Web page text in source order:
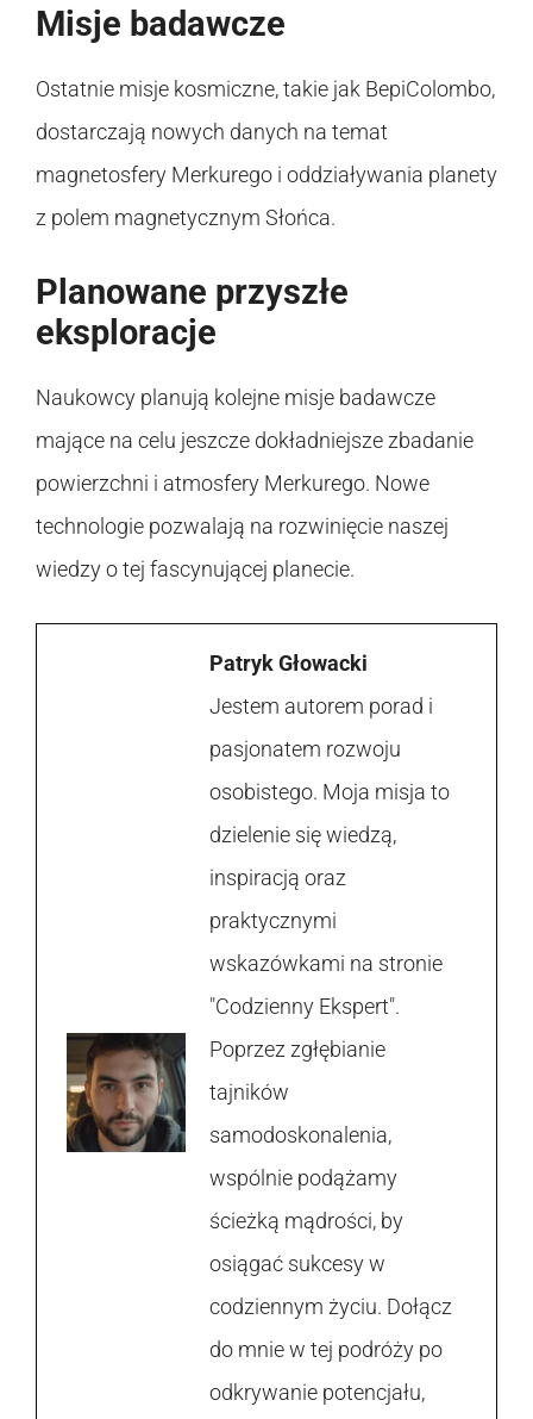
Misje badawcze
Ostatnie misje kosmiczne, takie jak BepiColombo,
dostarczają nowych danych na temat
magnetosfery Merkurego i oddziaływania planety
z polem magnetycznym Słońca.
Planowane przyszłe
eksploracje
Naukowcy planują kolejne misje badawcze
mające na celu jeszcze dokładniejsze zbadanie
powierzchni i atmosfery Merkurego. Nowe
technologie pozwalają na rozwinięcie naszej
wiedzy o tej fascynującej planecie.
Patryk Głowacki
Jestem autorem porad i
pasjonatem rozwoju
osobistego. Moja misja to
dzielenie się wiedzą,
inspiracją oraz
praktycznymi
wskazówkami na stronie
"Codzienny Ekspert".
Poprzez zgłębianie
tajników
samodoskonalenia,
wspólnie podążamy
ścieżką mądrości, by
osiągać sukcesy w
codziennym życiu. Dołącz
do mnie w tej podróży po
odkrywanie potencjału,